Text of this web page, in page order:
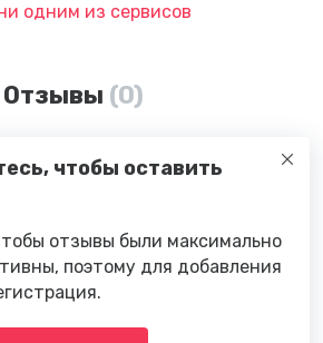
одним из сервисов
Отзывы (0)
чтобы оставить
отзывы были максимально
поэтому для добавления